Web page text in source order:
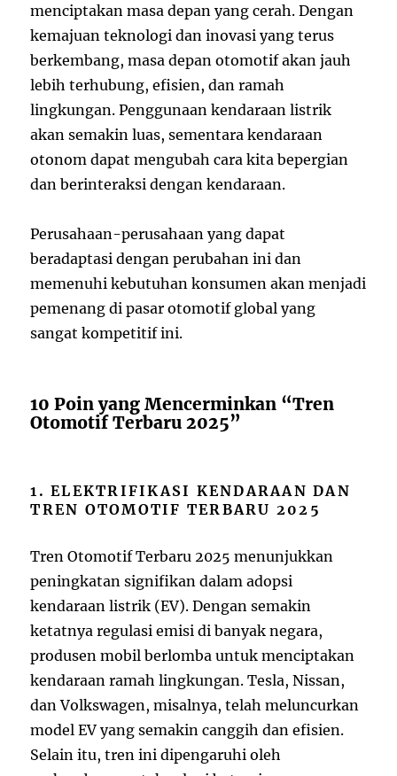
menciptakan masa depan yang cerah. Dengan
kemajuan teknologi dan inovasi yang terus
berkembang, masa depan otomotif akan jauh
lebih terhubung, efisien, dan ramah
lingkungan. Penggunaan kendaraan listrik
akan semakin luas, sementara kendaraan
otonom dapat mengubah cara kita bepergian
dan berinteraksi dengan kendaraan.
Perusahaan-perusahaan yang dapat
beradaptasi dengan perubahan ini dan
memenuhi kebutuhan konsumen akan menjadi
pemenang di pasar otomotif global yang
sangat kompetitif ini.
10 Poin yang Mencerminkan “Tren
Otomotif Terbaru 2025”
1. ELEKTRIFIKASI KENDARAAN DAN
TREN OTOMOTIF TERBARU 2025
Tren Otomotif Terbaru 2025 menunjukkan
peningkatan signifikan dalam adopsi
kendaraan listrik (EV). Dengan semakin
ketatnya regulasi emisi di banyak negara,
produsen mobil berlomba untuk menciptakan
kendaraan ramah lingkungan. Tesla, Nissan,
dan Volkswagen, misalnya, telah meluncurkan
model EV yang semakin canggih dan efisien.
Selain itu, tren ini dipengaruhi oleh